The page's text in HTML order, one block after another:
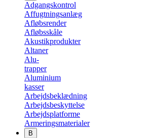
Adgangskontrol
Affugtningsanlæg
Afløbsrender
Afløbsskåle
Akustikprodukter
Altaner
Alu-
trapper
Aluminium
kasser
Arbejdsbeklædning
Arbejdsbeskyttelse
Arbejdsplatforme
Armeringsmaterialer
B